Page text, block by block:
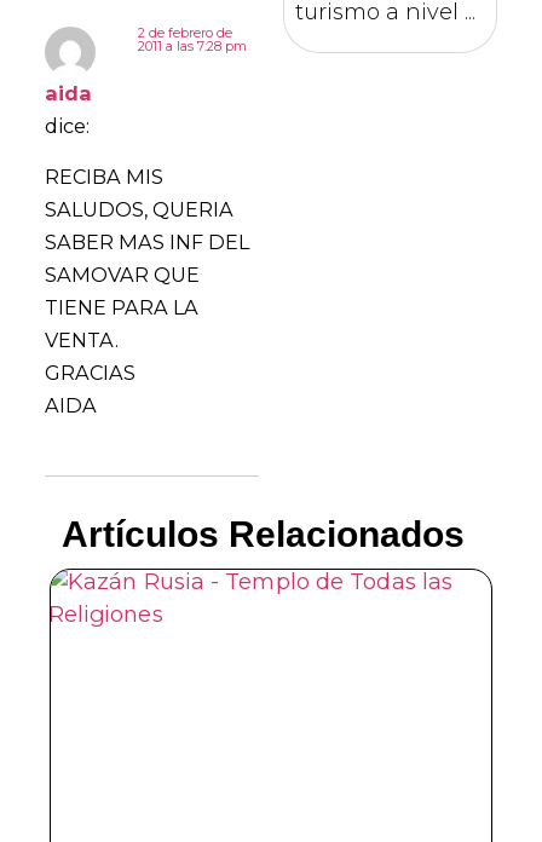
aida
dice:
2 de febrero de
2011 a las 7:28 pm
RECIBA MIS
SALUDOS, QUERIA
SABER MAS INF DEL
SAMOVAR QUE
TIENE PARA LA
VENTA.
GRACIAS
AIDA
turismo a nivel ...
Artículos Relacionados